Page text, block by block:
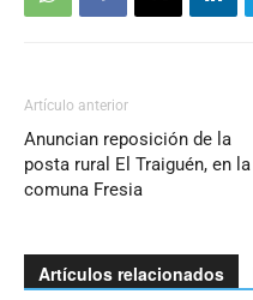
Artículo anterior
Anuncian reposición de la
posta rural El Traiguén, en la
comuna Fresia
Artículos relacionados